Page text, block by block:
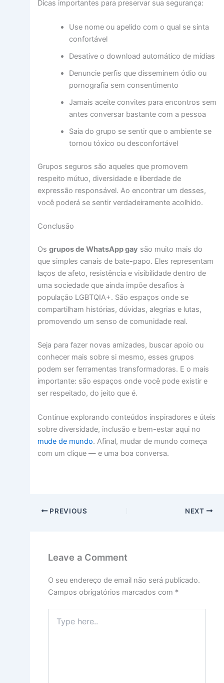
Dicas importantes para preservar sua segurança:
Use nome ou apelido com o qual se sinta
confortável
Desative o download automático de mídias
Denuncie perfis que disseminem ódio ou
pornografia sem consentimento
Jamais aceite convites para encontros sem
antes conversar bastante com a pessoa
Saia do grupo se sentir que o ambiente se
tornou tóxico ou desconfortável
Grupos seguros são aqueles que promovem
respeito mútuo, diversidade e liberdade de
expressão responsável. Ao encontrar um desses,
você poderá se sentir verdadeiramente acolhido.
Conclusão
Os grupos de WhatsApp gay são muito mais do
que simples canais de bate-papo. Eles representam
laços de afeto, resistência e visibilidade dentro de
uma sociedade que ainda impõe desafios à
população LGBTQIA+. São espaços onde se
compartilham histórias, dúvidas, alegrias e lutas,
promovendo um senso de comunidade real.
Seja para fazer novas amizades, buscar apoio ou
conhecer mais sobre si mesmo, esses grupos
podem ser ferramentas transformadoras. E o mais
importante: são espaços onde você pode existir e
ser respeitado, do jeito que é.
Continue explorando conteúdos inspiradores e úteis
sobre diversidade, inclusão e bem-estar aqui no
mude de mundo. Afinal, mudar de mundo começa
com um clique — e uma boa conversa.
PREVIOUS NEXT
Leave a Comment
O seu endereço de email não será publicado.
Campos obrigatórios marcados com *
here..